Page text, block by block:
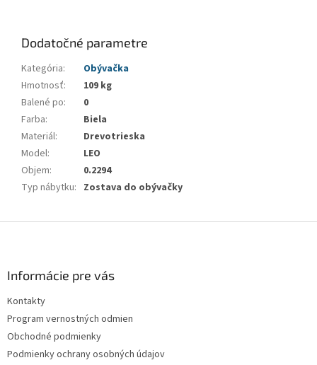
Dodatočné parametre
Kategória:
Obývačka
Hmotnosť:
109 kg
Balené po:
0
Farba:
Biela
Materiál:
Drevotrieska
Model:
LEO
Objem:
0.2294
Typ nábytku: Zostava do obývačky
Informácie pre vás
Kontakty
Program vernostných odmien
Obchodné podmienky
Podmienky ochrany osobných údajov